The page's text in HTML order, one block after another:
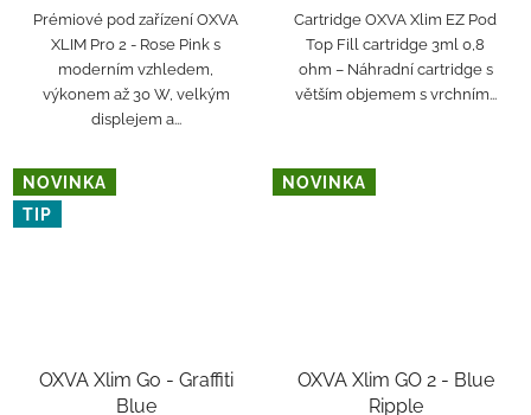
Prémiové pod zařízení OXVA
XLIM Pro 2 - Rose Pink s
moderním vzhledem,
výkonem až 30 W, velkým
displejem a...
Cartridge OXVA Xlim EZ Pod
Top Fill cartridge 3ml 0,8
ohm – Náhradní cartridge s
větším objemem s vrchním...
NOVINKA
TIP
OXVA Xlim Go - Graffiti
Blue
NOVINKA
OXVA Xlim GO 2 - Blue
Ripple